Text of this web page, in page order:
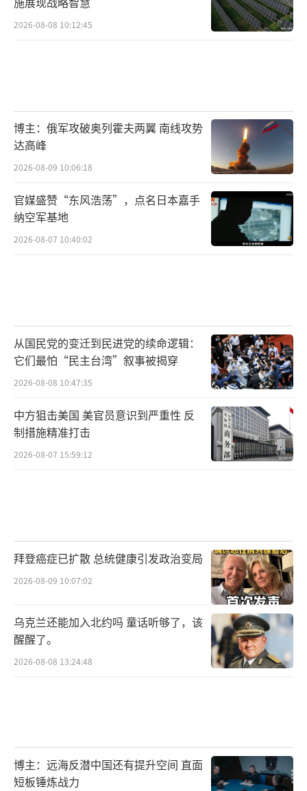
2026-08-08 10:12:45
博主：俄军攻破奥列霍夫两翼 南线攻势
达高峰
2026-08-09 10:06:18
官媒盛赞“东风浩荡”，点名日本嘉手
纳空军基地
2026-08-07 10:40:02
从国民党的变迁到民进党的续命逻辑：
它们最怕“民主台湾”叙事被揭穿
2026-08-08 10:47:35
中方狙击美国 美官员意识到严重性 反
制措施精准打击
2026-08-07 15:59:12
拜登癌症已扩散 总统健康引发政治变局
2026-08-09 10:07:02
乌克兰还能加入北约吗 童话听够了，该
醒醒了。
2026-08-08 13:24:48
博主：远海反潜中国还有提升空间 直面
短板锤炼战力